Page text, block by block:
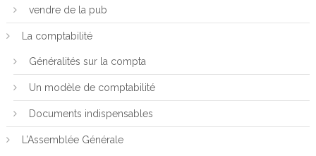
vendre de la pub
La comptabilité
Généralités sur la compta
Un modèle de comptabilité
Documents indispensables
L’Assemblée Générale